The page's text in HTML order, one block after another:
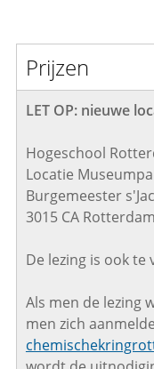
Prijzen
LET OP: nieuwe
Hogeschool
Locatie
Burgemeester
3015 CA Rotterdam
De lezing is ook te
Als men de lezing
men zich